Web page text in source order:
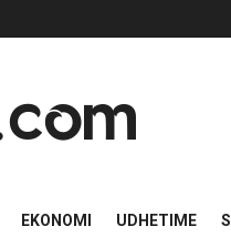
EKONOMI UDHETIME